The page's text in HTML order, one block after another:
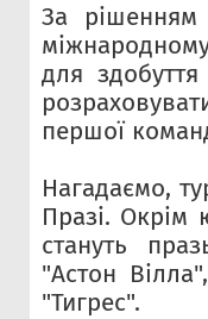
За рішенням
для
першої
Нагадаємо,
Празі. Окрім
стануть
"Астон
"Тигрес".